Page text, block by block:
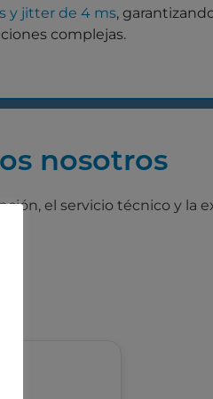
y jitter de 4 ms,
complejas.
nosotros​
el servicio técnico y la